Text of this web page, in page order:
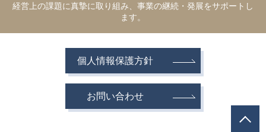
経営上の課題に真摯に取り組み、事業の継続・発展をサポートし
ます。
個人情報保護方針
お問い合わせ